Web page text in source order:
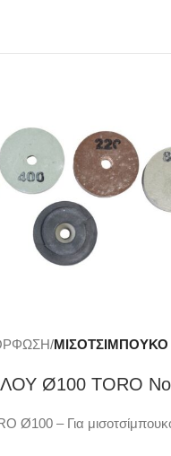
ΜΙΣΟΤΣΙΜΠΟΥΚΟ
Ø100 TORO Νο
Ø100 – Για